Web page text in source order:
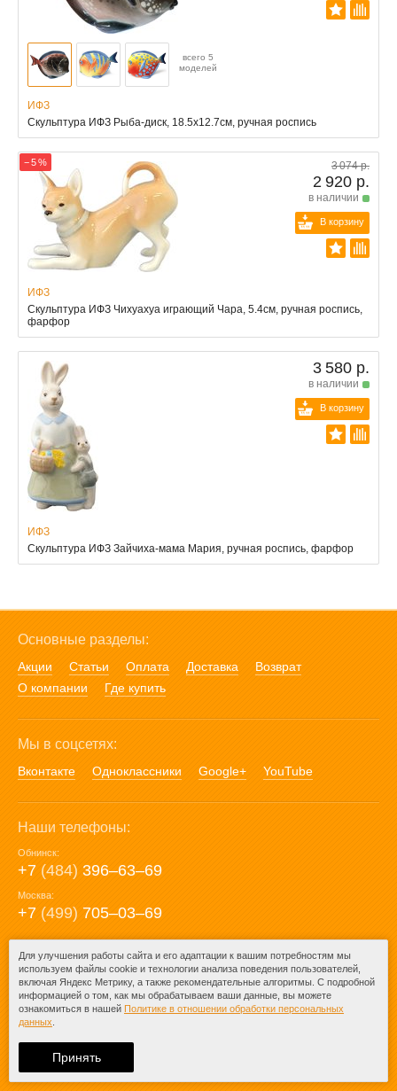
всего 5
моделей
ИФЗ
Скульптура ИФЗ Рыба-диск, 18.5x12.7см, ручная роспись
− 5 % 3 074 р.
2 920 р.
в наличии
В корзину
ИФЗ
Скульптура ИФЗ Чихуахуа играющий Чара, 5.4см, ручная роспись,
фарфор
3 580 р.
в наличии
В корзину
ИФЗ
Скульптура ИФЗ Зайчиха-мама Мария, ручная роспись, фарфор
Основные разделы:
Акции Статьи Оплата Доставка
Возврат
О компании
Где купить
Мы в соцсетях:
Вконтакте Одноклассники Google+ YouTube
Наши телефоны:
Обнинск:
+7 (484) 396‒63‒69
Москва:
+7 (499) 705‒03‒69
E-mail:
mail@posuda40.ru
При любом копировании информации
ссылка на
Для улучшения работы сайта и его адаптации к вашим потребностям мы
используем файлы cookie и технологии анализа поведения пользователей,
включая Яндекс Метрику, а также рекомендательные алгоритмы. С подробной
информацией о том, как мы обрабатываем ваши данные, вы можете
ознакомиться в нашей Политике в отношении обработки персональных
данных
Принять